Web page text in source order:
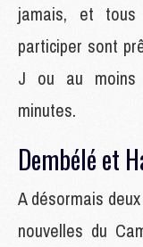
jamais, et
participer sont
J ou au moins
minutes.
Dembélé et
A désormais
nouvelles du